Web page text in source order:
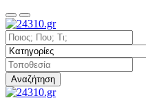
Αναζήτηση